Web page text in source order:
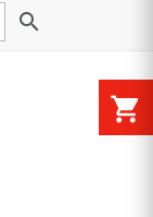
search
shopping_cart